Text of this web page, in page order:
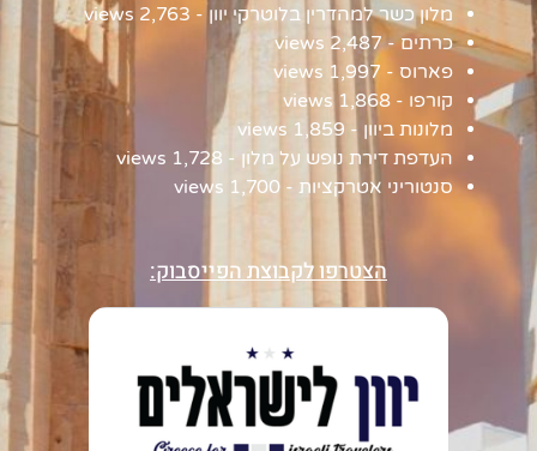
מלון כשר למהדרין בלוטרקי יוון - 2,763 views
כרתים- 2,487 views
פארוס - 1,997 views
קורפו - 1,868 views
מלונות ביוון - 1,859 views
העדפת דירת נופש על מלון - 1,728 views
סנטוריני אטרקציות - 1,700 views
הצטרפו לקבוצת הפייסבוק: